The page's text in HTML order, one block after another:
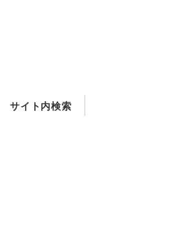
サイト内検索